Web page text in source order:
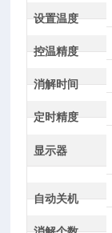
设置温度
控温精度
消解时间
定时精度
显示器
自动关机